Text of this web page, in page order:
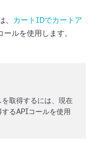
、
カートIDでカートア
ールを使用します。
取得するには、現在
るAPIコールを使用